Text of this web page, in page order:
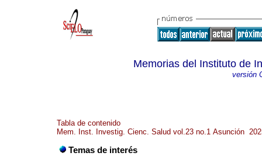
Memorias del Instituto de
versión
Tabla de contenido
Mem. Inst. Investig. Cienc. Salud vol.23 no.1 Asunción
Temas de interés